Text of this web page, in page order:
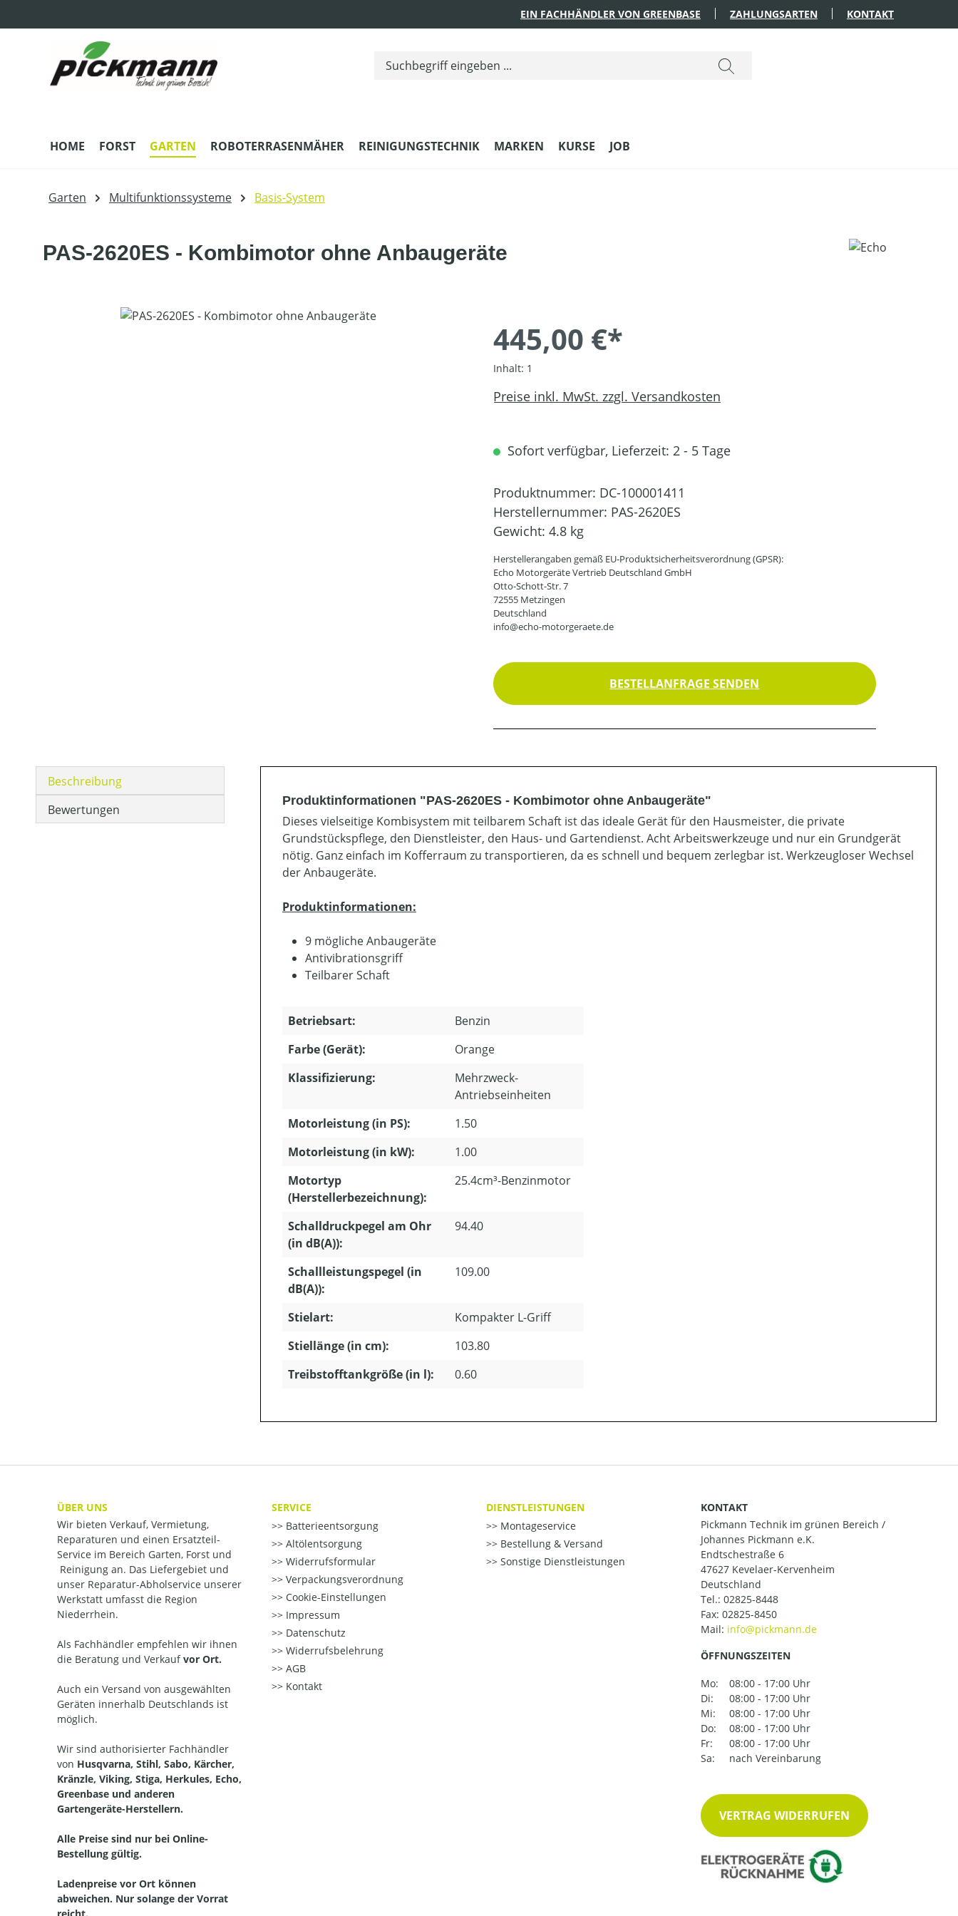
EIN FACHHÄNDLER VON GREENBASE ZAHLUNGSARTEN KONTAKT
HOME FORST GARTEN ROBOTERRASENMÄHER REINIGUNGSTECHNIK MARKEN KURSE JOB
Garten Multifunktionssysteme Basis-System
PAS-2620ES - Kombimotor ohne Anbaugeräte
Bildergalerie überspringen
445,00 €*
Inhalt: 1
Preise inkl. MwSt. zzgl. Versandkosten
Sofort verfügbar, Lieferzeit: 2 - 5 Tage
Produktnummer: DC-100001411
Herstellernummer: PAS-2620ES
Gewicht: 4.8 kg
Herstellerangaben gemäß EU-Produktsicherheitsverordnung (GPSR):
Echo Motorgeräte Vertrieb Deutschland GmbH
Otto-Schott-Str. 7
72555 Metzingen
Deutschland
info@echo-motorgeraete.de
BESTELLANFRAGE SENDEN
Beschreibung
Bewertungen
Produktinformationen "PAS-2620ES - Kombimotor ohne Anbaugeräte"
Dieses vielseitige Kombisystem mit teilbarem Schaft ist das ideale Gerät für den Hausmeister, die private
Grundstückspflege, den Dienstleister, den Haus- und Gartendienst. Acht Arbeitswerkzeuge und nur ein Grundgerät
nötig. Ganz einfach im Kofferraum zu transportieren, da es schnell und bequem zerlegbar ist. Werkzeugloser Wechsel
der Anbaugeräte.
Produktinformationen:
9 mögliche Anbaugeräte
Antivibrationsgriff
Teilbarer Schaft
Betriebsart:
Benzin
Farbe (Gerät):
Orange
Klassifizierung:
Mehrzweck-
Antriebseinheiten
Motorleistung (in PS):
1.50
Motorleistung (in kW):
1.00
Motortyp
(Herstellerbezeichnung):
25.4cm³-Benzinmotor
Schalldruckpegel am Ohr
(in dB(A)):
94.40
Schallleistungspegel (in
dB(A)):
109.00
Stielart:
Kompakter L-Griff
Stiellänge (in cm):
103.80
Treibstofftankgröße (in l):
0.60
ÜBER UNS
Wir bieten Verkauf, Vermietung,
Reparaturen und einen Ersatzteil-
Service im Bereich Garten, Forst und
Reinigung an. Das Liefergebiet und
unser Reparatur-Abholservice unserer
Werkstatt umfasst die Region
Niederrhein.
Als Fachhändler empfehlen wir ihnen
die Beratung und Verkaufvor Ort.
Auch ein Versand von ausgewählten
Geräten innerhalb Deutschlands ist
möglich.
Wir sind authorisierter Fachhändler
von Husqvarna, Stihl, Sabo, Kärcher,
Kränzle, Viking, Stiga, Herkules, Echo,
Greenbase und anderen
Gartengeräte-Herstellern.
Alle Preise sind nur bei Online-
Bestellung gültig.
Ladenpreise vor Ort können
abweichen. Nur solange der Vorrat
SERVICE
Batterieentsorgung
Altölentsorgung
Widerrufsformular
Verpackungsverordnung
Cookie-Einstellungen
Impressum
Datenschutz
Widerrufsbelehrung
AGB
Kontakt
DIENSTLEISTUNGEN
Montageservice
Bestellung & Versand
Sonstige Dienstleistungen
KONTAKT
Pickmann Technik im grünen Bereich /
Johannes Pickmann e.K.
Endtschestraße 6
47627 Kevelaer-Kervenheim
Deutschland
Tel.: 02825-8448
Fax: 02825-8450
Mail:
ÖFFNUNGSZEITEN
Mo:
08:00 - 17:00 Uhr
Di:
08:00 - 17:00 Uhr
Mi:
08:00 - 17:00 Uhr
Do:
08:00 - 17:00 Uhr
Fr:
08:00 - 17:00 Uhr
Sa:
nach Vereinbarung
VERTRAG WIDERRUFEN